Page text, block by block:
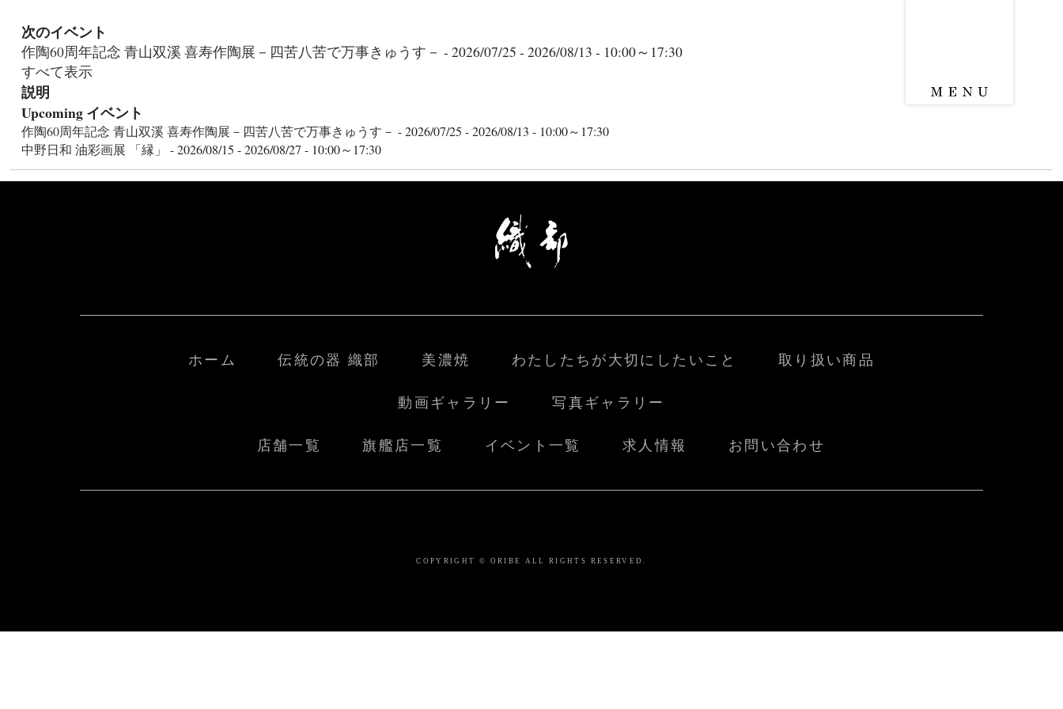
次のイベント
作陶60周年記念 青山双溪 喜寿作陶展－四苦八苦で万事きゅうす－ - 2026/07/25 - 2026/08/13 - 10:00～17:30
すべて表示
説明
Upcoming イベント
作陶60周年記念 青山双溪 喜寿作陶展－四苦八苦で万事きゅうす－ - 2026/07/25 - 2026/08/13 - 10:00～17:30
中野日和 油彩画展 「縁」
- 2026/08/15 - 2026/08/27 - 10:00～17:30
ホーム 伝統の器 織部 美濃焼 わたしたちが大切にしたいこと 取り扱い商品
動画ギャラリー 写真ギャラリー
店舗一覧 旗艦店一覧 イベント一覧 求人情報 お問い合わせ
COPYRIGHT © ORIBE ALL RIGHTS RESERVED.